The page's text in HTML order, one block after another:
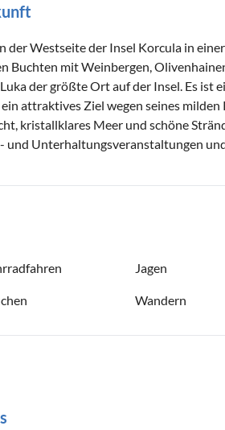
der Westseite der Insel Korcula in
Buchten mit Weinbergen,
der größte Ort auf der Insel. Es ist
attraktives Ziel wegen seines
kristallklares Meer und schöne
und Unterhaltungsveranstaltungen
Jagen
Wandern